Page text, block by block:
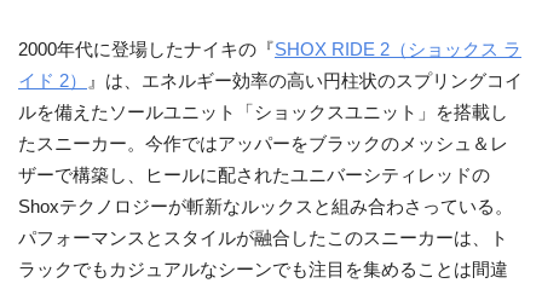
2000年代に登場したナイキの『SHOX RIDE 2（ショックス ラ
イド 2）
』は、エネルギー効率の高い円柱状のスプリングコイ
ルを備えたソールユニット「ショックスユニット」を搭載し
たスニーカー。今作ではアッパーをブラックのメッシュ＆レ
ザーで構築し、ヒールに配されたユニバーシティレッドの
Shoxテクノロジーが斬新なルックスと組み合わさっている。
パフォーマンスとスタイルが融合したこのスニーカーは、ト
ラックでもカジュアルなシーンでも注目を集めることは間違